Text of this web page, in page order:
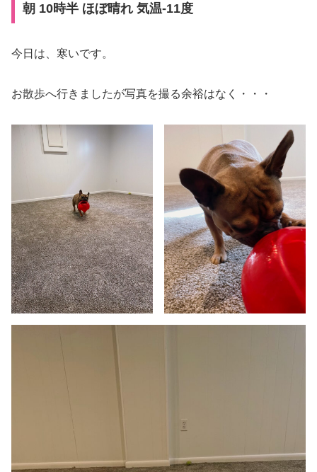
朝 10時半 ほぼ晴れ 気温-11度
今日は、寒いです。
お散歩へ行きましたが写真を撮る余裕はなく・・・